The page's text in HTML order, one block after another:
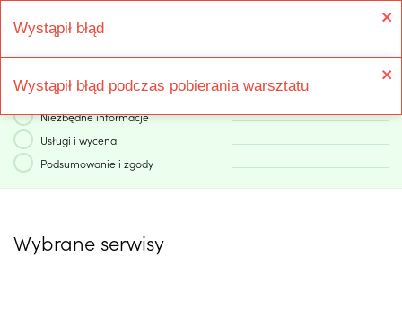
Wystąpił błąd
Wystąpił błąd podczas pobierania warsztatu
1 Konto
2 Niezbędne informacje
3 Usługi i wycena
4 Podsumowanie i zgody
Wybrane serwisy